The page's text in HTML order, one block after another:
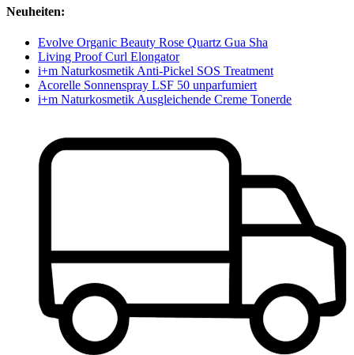
Neuheiten:
Evolve Organic Beauty Rose Quartz Gua Sha
Living Proof Curl Elongator
i+m Naturkosmetik Anti-Pickel SOS Treatment
Acorelle Sonnenspray LSF 50 unparfumiert
i+m Naturkosmetik Ausgleichende Creme Tonerde